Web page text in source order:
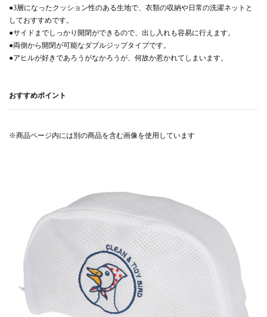
●3層になったクッション性のある生地で、衣類の収納や日常の洗濯ネットと
しておすすめです。
●サイドまでしっかり開閉ができるので、出し入れも容易に行えます。
●両側から開閉が可能なダブルジップタイプです。
●アヒルが好きであろうがなかろうが、何故か惹かれてしまいます。
おすすめポイント
※商品ページ内には別の商品を含む画像を使用しています